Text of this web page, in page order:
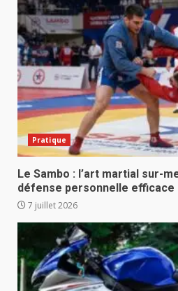
Pratique
Le Sambo : l’art martial sur-
défense personnelle efficace
7 juillet 2026